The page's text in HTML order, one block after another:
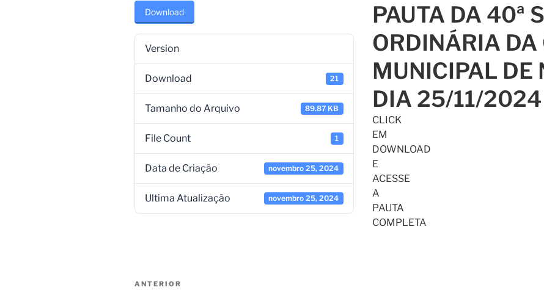
Download
Version
Download 21
Tamanho do Arquivo 89.87 KB
File Count 1
Data de Criação novembro 25, 2024
Ultima Atualização novembro 25, 2024
PAUTA DA 40ª
ORDINÁRIA
MUNICIPAL DE
DIA 25/11/
CLICK
EM
DOWNLOAD
E
ACESSE
A
PAUTA
COMPLETA
ANTERIOR